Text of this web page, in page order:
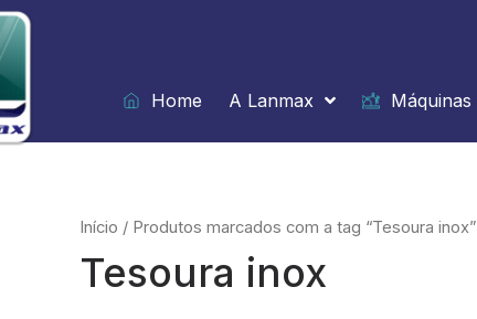
Ir
para
o
conteúdo
Home
A Lanmax Máquinas
Início / Produtos marcados com a tag “Tesoura inox”
Tesoura inox